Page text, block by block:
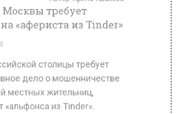
летний иностранец Надир
стали десятки